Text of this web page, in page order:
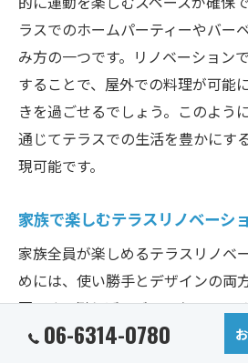
ラスでのホームパーティーやバー
み方の一つです。リノベーション
することで、屋外での料理が可能
きを過ごせるでしょう。このよう
通じてテラスでの生活を豊かにす
現可能です。
家族で楽しむテラスリノベーシ
家族全員が楽しめるテラスリノベ
めには、使い勝手とデザインの両
要です。例えば、バーベキューエ
ニングスペースを設けることで、
06-6314-0780